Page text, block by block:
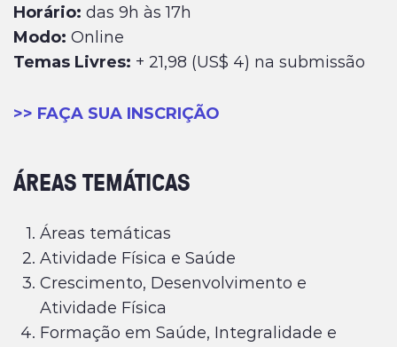
Horário: das 9h às 17h
Modo: Online
Temas Livres: + 21,98 (US$ 4) na submissão
>> FAÇA SUA INSCRIÇÃO
ÁREAS TEMÁTICAS
Áreas temáticas
Atividade Física e Saúde
Crescimento, Desenvolvimento e
Atividade Física
Formação em Saúde, Integralidade e